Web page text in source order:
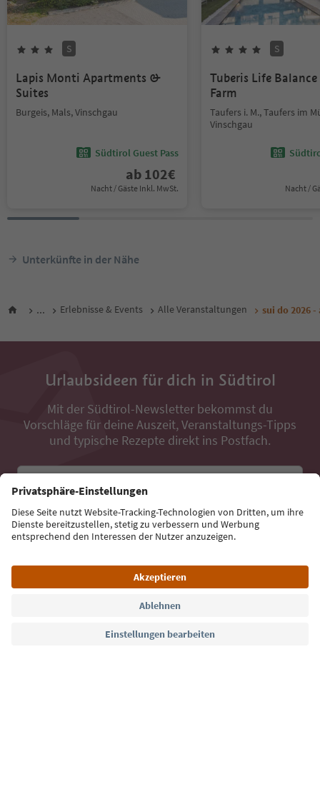
S
Lapis Monti Apartments &
Suites
Burgeis, Mals, Vinschgau
Südtirol Guest Pass
ab 102€
Nacht / Gäste Inkl. MwSt.
S
Tuberis Life
Farm
Taufers i. M., Taufers im
Vinschgau
Nacht /
Unterkünfte in der Nähe
... Erlebnisse & Events Alle Veranstaltungen sui do 2026
Urlaubsideen für dich in Südtirol
Mit der Südtirol-Newsletter bekommst du
Vorschläge für deine Auszeit, Veranstaltungs-Tipps
und typische Rezepte direkt ins Postfach.
Jetzt anmelden